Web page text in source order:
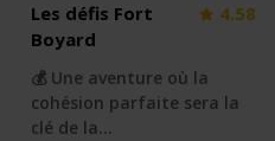
Les défis Fort
Boyard
4.58
💰 Une aventure où la
cohésion parfaite sera la
clé de la…